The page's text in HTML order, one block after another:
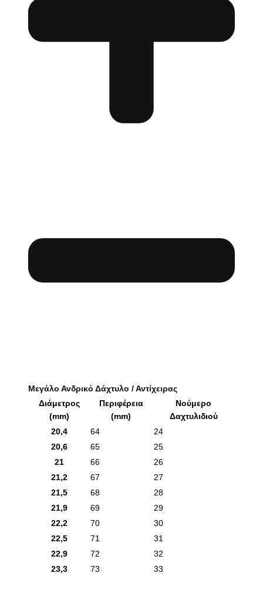
Μεγάλο Ανδρικό Δάχτυλο / Αντίχειρας
Διάμετρος
(mm)
Περιφέρεια
(mm)
Νούμερο
Δαχτυλιδιού
20,4
64
24
20,6
65
25
21
66
26
21,2
67
27
21,5
68
28
21,9
69
29
22,2
70
30
22,5
71
31
22,9
72
32
23,3
73 33